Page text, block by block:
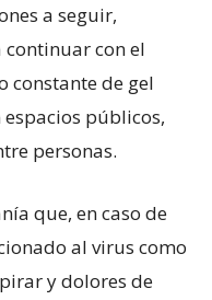
a seguir,
con el
constante de gel
públicos,
personas.
que, en caso de
al virus como
y dolores de